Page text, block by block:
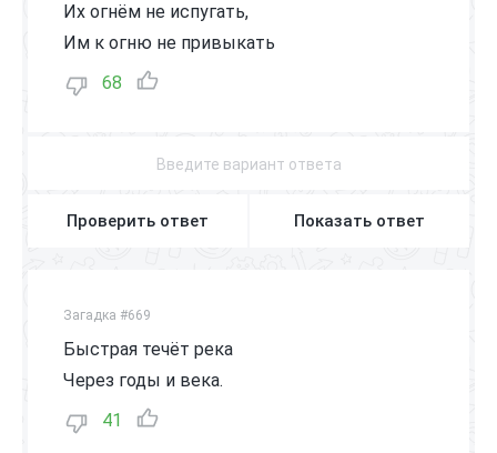
Их огнём не испугать,
Им к огню не привыкать
68
Проверить ответ Показать ответ
Загадка #669
Быстрая течёт река
Через годы и века.
41